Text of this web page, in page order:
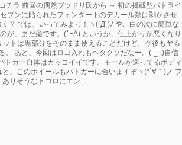
ラ 前回の偶然ブツドリ氏から ～ 初の掲載型パトライ
ブンに貼られたフェンダー下のデカール類は剥がさせ
？ では、いってみよっ！ヽ(`Д´)ﾉ や、白の次に簡単な
が、まだ楽です。(ﾟｰÅ) というか、仕上がりが悪くなり
トは黒部分をそのまま使えることだけど、今後もヤる
。 あと、今回はロゴ入れもヘタクソだなー。(-_-;)自信
カー自体はカッコイイです。モールが巡ってるボディ
、このホイールもパトカーに合いますぞヽ(*´∀｀)ノ フ
りそうなトコロにエン ...